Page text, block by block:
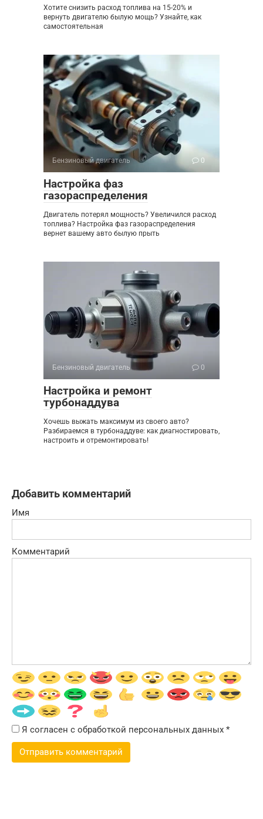
Хотите снизить расход топлива на 15-20% и
вернуть двигателю былую мощь? Узнайте, как
самостоятельная
Бензиновый двигатель 0
Настройка фаз
газораспределения
Двигатель потерял мощность? Увеличился расход
топлива? Настройка фаз газораспределения
вернет вашему авто былую прыть
Бензиновый двигатель 0
Настройка и ремонт
турбонаддува
Хочешь выжать максимум из своего авто?
Разбираемся в турбонаддуве: как диагностировать,
настроить и отремонтировать!
Добавить комментарий
Имя
Комментарий
Я согласен с обработкой персональных данных *